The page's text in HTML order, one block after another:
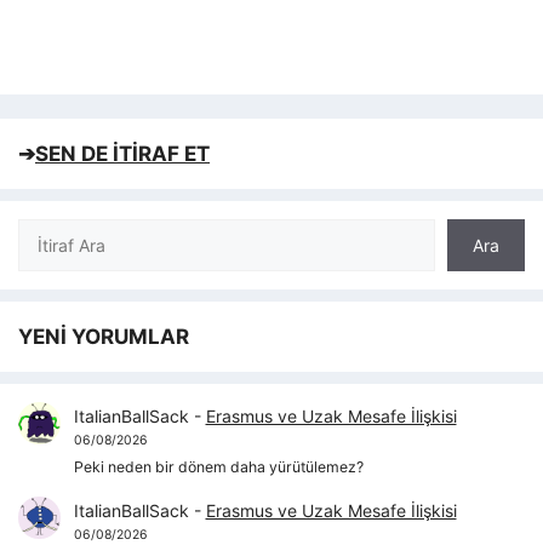
➔SEN DE İTİRAF ET
Ara
Ara
YENİ YORUMLAR
ItalianBallSack - Erasmus ve Uzak Mesafe İlişkisi
06/08/2026
Peki neden bir dönem daha yürütülemez?
ItalianBallSack - Erasmus ve Uzak Mesafe İlişkisi
06/08/2026